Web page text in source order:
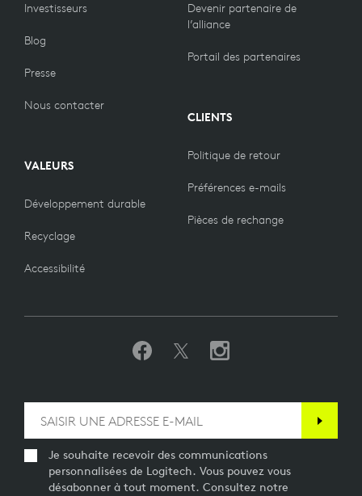
Investisseurs
Blog
Presse
Nous contacter
VALEURS
Développement durable
Recyclage
Accessibilité
Devenir partenaire de
l’alliance
Portail des partenaires
CLIENTS
Politique de retour
Préférences e-mails
Pièces de rechange
Je souhaite recevoir des communications
personnalisées de Logitech. Vous pouvez vous
désabonner à tout moment. Consultez notre